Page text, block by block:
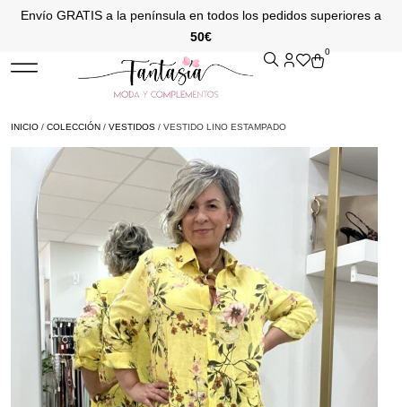
Envío GRATIS a la península en todos los pedidos superiores a
50€
0
INICIO / COLECCIÓN / VESTIDOS / VESTIDO LINO ESTAMPADO